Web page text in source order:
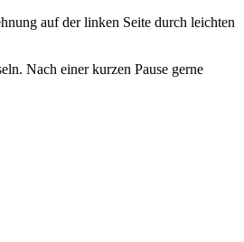
auf der linken Seite durch leichten
Nach einer kurzen Pause gerne